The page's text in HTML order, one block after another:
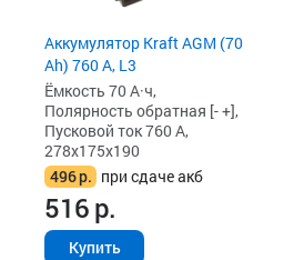
Аккумулятор Kraft AGM (70
Ah) 760 А, L3
Ёмкость 70 А·ч,
Полярность обратная [- +],
Пусковой ток 760 А,
278x175x190
496р. при сдаче акб
516р.
Купить